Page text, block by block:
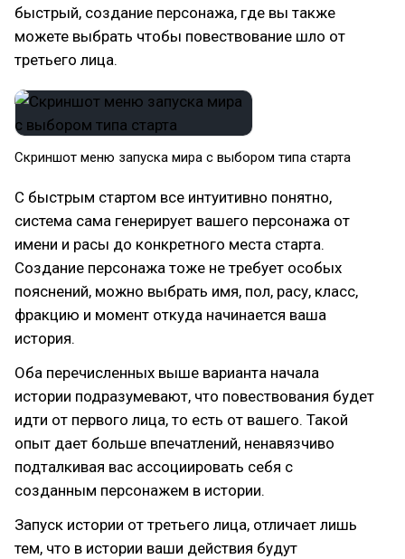
быстрый, создание персонажа, где вы также
можете выбрать чтобы повествование шло от
третьего лица.
Скриншот меню запуска мира с выбором типа старта
С быстрым стартом все интуитивно понятно,
система сама генерирует вашего персонажа от
имени и расы до конкретного места старта.
Создание персонажа тоже не требует особых
пояснений, можно выбрать имя, пол, расу, класс,
фракцию и момент откуда начинается ваша
история.
Оба перечисленных выше варианта начала
истории подразумевают, что повествования будет
идти от первого лица, то есть от вашего. Такой
опыт дает больше впечатлений, ненавязчиво
подталкивая вас ассоциировать себя с
созданным персонажем в истории.
Запуск истории от третьего лица, отличает лишь
тем, что в истории ваши действия будут